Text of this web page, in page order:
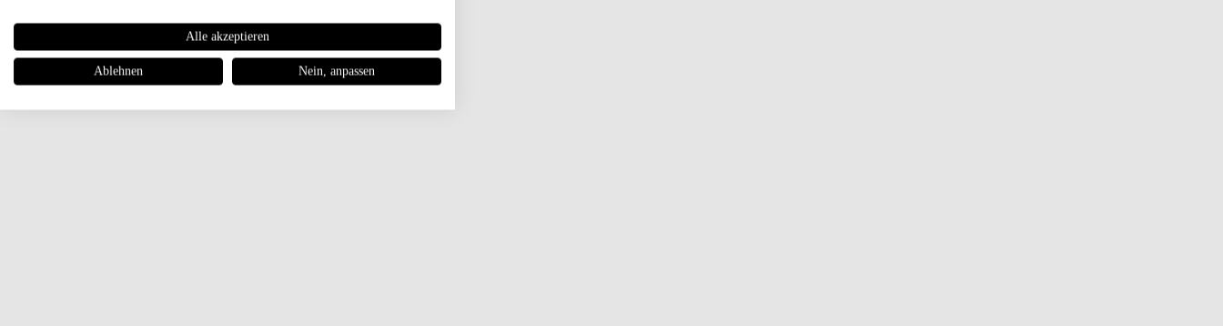
Alle akzeptieren
Ablehnen Nein, anpassen